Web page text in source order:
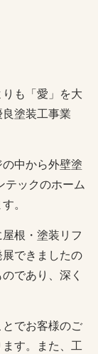
も「愛」を大
塗装工事業
中から外壁塗
テックのホーム
。
根・塗装リフ
できましたの
であり、深く
でお客様のご
す。また、工